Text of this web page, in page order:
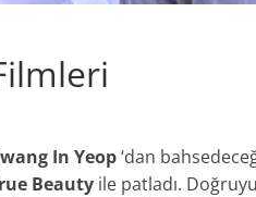
In Yeop‘dan
Beauty ile patladı.